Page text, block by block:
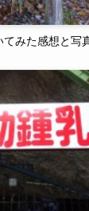
みた感想と写